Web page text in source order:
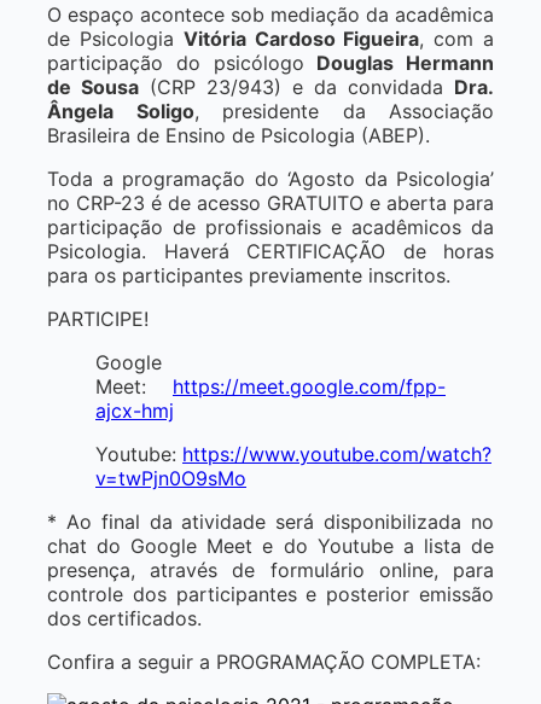
O espaço acontece sob mediação da acadêmica
de Psicologia Vitória Cardoso Figueira, com a
participação do psicólogo Douglas Hermann
de Sousa (CRP 23/943) e da convidada Dra.
Ângela Soligo, presidente da Associação
Brasileira de Ensino de Psicologia (ABEP).
Toda a programação do ‘Agosto da Psicologia’
no CRP-23 é de acesso GRATUITO e aberta para
participação de profissionais e acadêmicos da
Psicologia. Haverá CERTIFICAÇÃO de horas
para os participantes previamente inscritos.
PARTICIPE!
Google
Meet: https://meet.google.com/fpp-
ajcx-hmj
Youtube: https://www.youtube.com/watch?
v=twPjn0O9sMo
* Ao final da atividade será disponibilizada no
chat do Google Meet e do Youtube a lista de
presença, através de formulário online, para
controle dos participantes e posterior emissão
dos certificados.
Confira a seguir a PROGRAMAÇÃO COMPLETA: